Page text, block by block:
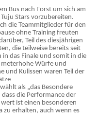
Bus nach Forst um sich am
Stars vorzubereiten.
die Teammitglieder für den
ohne Training freuten
Teil des diesjährigen
die teilweise bereits seit
in das Finale und somit in die
Würfe und
und Kulissen waren Teil der
als „das Besondere
die Performance der
ist einen besonderen
zu erhalten, auch wenn es